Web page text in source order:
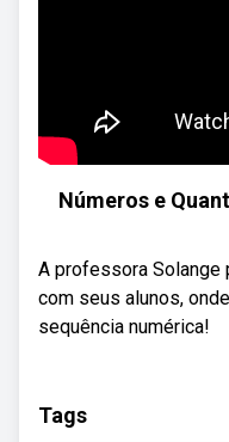
Números e
A professora Solange
com seus alunos,
sequência numérica!
Tags